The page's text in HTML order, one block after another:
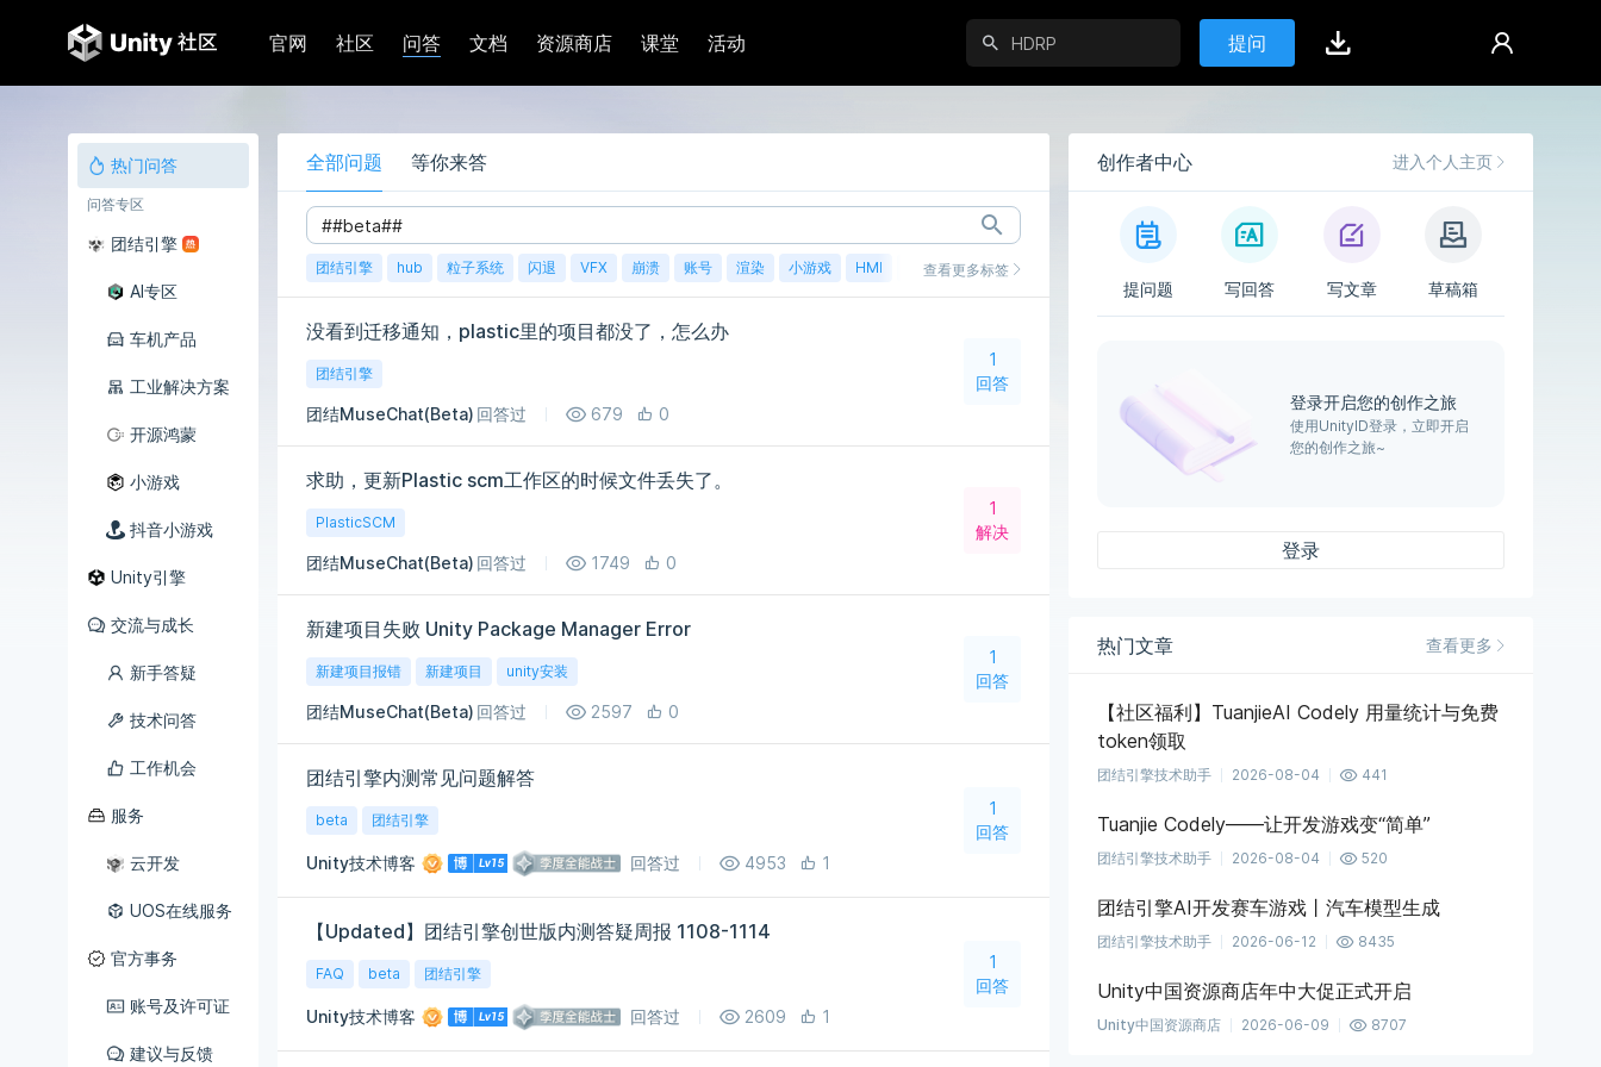
官网 社区 问答 文档 资源商店 课堂 活动 提问
热门问答
问答专区
团结引擎
AI专区
车机产品
工业解决方案
开源鸿蒙
小游戏
抖音小游戏
Unity引擎
交流与成长
新手答疑
技术问答
工作机会
服务
云开发
UOS在线服务
官方事务
账号及许可证
建议与反馈
全部问题 等你来答
团结引擎 hub 粒子系统 闪退 VFX 崩溃 账号 渲染 小游戏 HMI 鸿蒙查看更多标签
没看到迁移通知，plastic里的项目都没了，怎么办
团结引擎
团结MuseChat(Beta) 回答过 679 0
1
回答
求助，更新Plastic scm工作区的时候文件丢失了。
PlasticSCM
团结MuseChat(Beta) 回答过 1749 0
1
解决
新建项目失败 Unity Package Manager Error
新建项目报错 新建项目 unity安装
团结MuseChat(Beta) 回答过 2597 0
1
回答
团结引擎内测常见问题解答
beta 团结引擎
Unity技术博客 回答过 4953 1
1
回答
【Updated】团结引擎创世版内测答疑周报 1108-1114
FAQ beta 团结引擎
Unity技术博客 回答过 2609 1
1
回答
创作者中心 进入个人主页
提问题 写回答 写文章 草稿箱
登录开启您的创作之旅
使用UnityID登录，立即开启
您的创作之旅~
登录
热门文章 查看更多
【社区福利】TuanjieAI Codely 用量统计与免费
token领取
团结引擎技术助手 2026-08-04 441
Tuanjie Codely——让开发游戏变“简单”
团结引擎技术助手 2026-08-04 520
团结引擎AI开发赛车游戏丨汽车模型生成
团结引擎技术助手 2026-06-12 8435
Unity中国资源商店年中大促正式开启
Unity中国资源商店 2026-06-09 8707